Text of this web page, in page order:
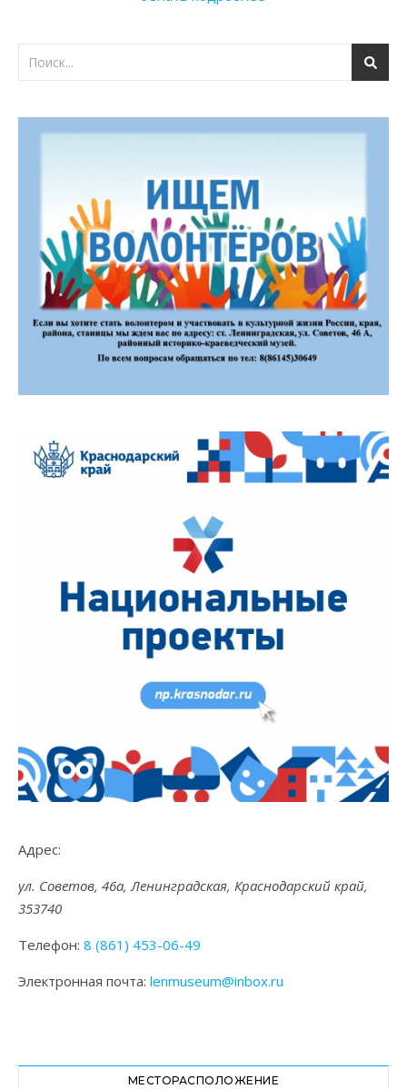
Адрес:
ул. Советов, 46а, Ленинградская, Краснодарский край,
353740
Телефон: 8 (861) 453-06-49
Электронная почта: lenmuseum@inbox.ru
МЕСТОРАСПОЛОЖЕНИЕ